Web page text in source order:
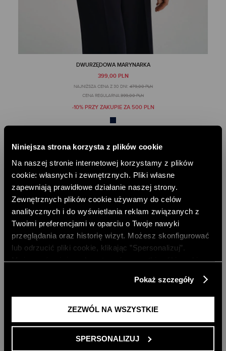
Niniejsza strona korzysta z plików cookie
Na naszej stronie internetowej korzystamy z plików
cookie: własnych i zewnętrznych. Pliki własne
zapewniają prawidłowe działanie naszej strony.
Zewnętrznych plików cookie używamy do celów
analitycznych i do wyświetlania reklam związanych z
Twoimi preferencjami w oparciu o Twoje nawyki
przeglądania oraz historię wizyt. Możesz skonfigurować
lub odrzucić pliki cookie, klikając ”Spersonalizuj”.
Polityce Prywatności
Pokaż szczegóły
ZEZWÓL NA WSZYSTKIE
SPERSONALIZUJ
DWURZĘDOWA MARYNARKA
399,00 PLN
NAJNIŻSZA CENA Z 30 DNI: 479,00 PLN
CENA REGULARNA:399,00 PLN
-10% PRZY ZAKUPIE ZA 500 PLN
DARMOWE ZWROTY RATY PAYU 5 X 0%